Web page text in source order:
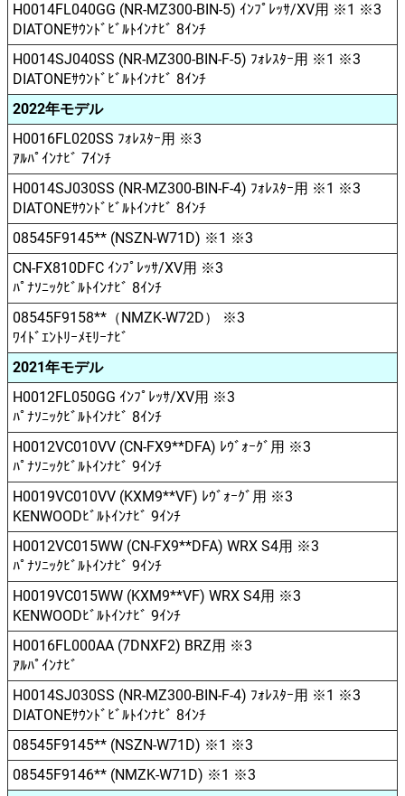
H0014FL040GG (NR-MZ300-BIN-5) ｲﾝﾌﾟﾚｯｻ/XV用 ※1 ※3
DIATONEｻｳﾝﾄﾞﾋﾞﾙﾄｲﾝﾅﾋﾞ 8ｲﾝﾁ
H0014SJ040SS (NR-MZ300-BIN-F-5) ﾌｫﾚｽﾀｰ用 ※1 ※3
DIATONEｻｳﾝﾄﾞﾋﾞﾙﾄｲﾝﾅﾋﾞ 8ｲﾝﾁ
2022年モデル
H0016FL020SS ﾌｫﾚｽﾀｰ用 ※3
ｱﾙﾊﾟｲﾝﾅﾋﾞ 7ｲﾝﾁ
H0014SJ030SS (NR-MZ300-BIN-F-4) ﾌｫﾚｽﾀｰ用 ※1 ※3
DIATONEｻｳﾝﾄﾞﾋﾞﾙﾄｲﾝﾅﾋﾞ 8ｲﾝﾁ
08545F9145** (NSZN-W71D) ※1 ※3
CN-FX810DFC ｲﾝﾌﾟﾚｯｻ/XV用 ※3
ﾊﾟﾅｿﾆｯｸﾋﾞﾙﾄｲﾝﾅﾋﾞ 8ｲﾝﾁ
08545F9158**（NMZK-W72D） ※3
ﾜｲﾄﾞｴﾝﾄﾘｰﾒﾓﾘｰﾅﾋﾞ
2021年モデル
H0012FL050GG ｲﾝﾌﾟﾚｯｻ/XV用 ※3
ﾊﾟﾅｿﾆｯｸﾋﾞﾙﾄｲﾝﾅﾋﾞ 8ｲﾝﾁ
H0012VC010VV (CN-FX9**DFA) ﾚｳﾞｫｰｸﾞ用 ※3
ﾊﾟﾅｿﾆｯｸﾋﾞﾙﾄｲﾝﾅﾋﾞ 9ｲﾝﾁ
H0019VC010VV (KXM9**VF) ﾚｳﾞｫｰｸﾞ用 ※3
KENWOODﾋﾞﾙﾄｲﾝﾅﾋﾞ 9ｲﾝﾁ
H0012VC015WW (CN-FX9**DFA) WRX S4用 ※3
ﾊﾟﾅｿﾆｯｸﾋﾞﾙﾄｲﾝﾅﾋﾞ 9ｲﾝﾁ
H0019VC015WW (KXM9**VF) WRX S4用 ※3
KENWOODﾋﾞﾙﾄｲﾝﾅﾋﾞ 9ｲﾝﾁ
H0016FL000AA (7DNXF2) BRZ用 ※3
ｱﾙﾊﾟｲﾝﾅﾋﾞ
H0014SJ030SS (NR-MZ300-BIN-F-4) ﾌｫﾚｽﾀｰ用 ※1 ※3
DIATONEｻｳﾝﾄﾞﾋﾞﾙﾄｲﾝﾅﾋﾞ 8ｲﾝﾁ
08545F9145** (NSZN-W71D) ※1 ※3
08545F9146** (NMZK-W71D) ※1 ※3